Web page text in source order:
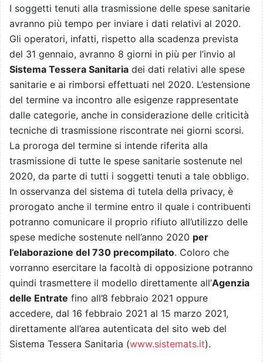
I soggetti tenuti alla trasmissione delle spese sanitarie
avranno più tempo per inviare i dati relativi al 2020.
Gli operatori, infatti, rispetto alla scadenza prevista
del 31 gennaio, avranno 8 giorni in più per l’invio al
Sistema Tessera Sanitaria dei dati relativi alle spese
sanitarie e ai rimborsi effettuati nel 2020. L’estensione
del termine va incontro alle esigenze rappresentate
dalle categorie, anche in considerazione delle criticità
tecniche di trasmissione riscontrate nei giorni scorsi.
La proroga del termine si intende riferita alla
trasmissione di tutte le spese sanitarie sostenute nel
2020, da parte di tutti i soggetti tenuti a tale obbligo.
In osservanza del sistema di tutela della privacy, è
prorogato anche il termine entro il quale i contribuenti
potranno comunicare il proprio rifiuto all’utilizzo delle
spese mediche sostenute nell’anno 2020 per
l’elaborazione del 730 precompilato. Coloro che
vorranno esercitare la facoltà di opposizione potranno
quindi trasmettere il modello direttamente all’Agenzia
delle Entrate fino all’8 febbraio 2021 oppure
accedere, dal 16 febbraio 2021 al 15 marzo 2021,
direttamente all’area autenticata del sito web del
Sistema Tessera Sanitaria (www.sistemats.it).